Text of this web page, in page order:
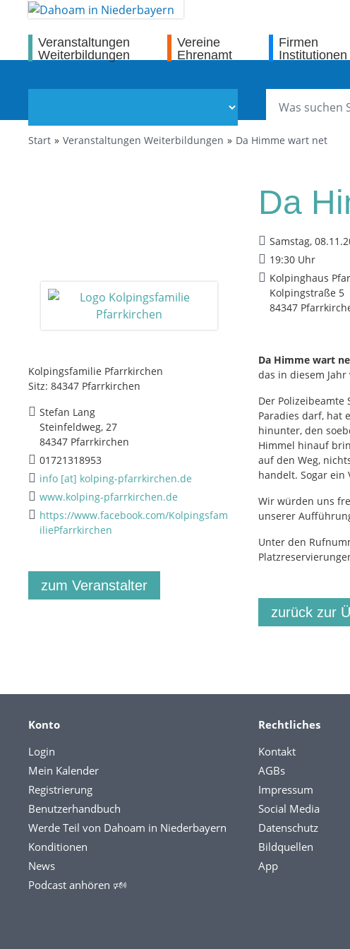
Veranstaltungen
Weiterbildungen
Vereine
Ehrenamt
Firmen
Institutionen
Start Veranstaltungen Weiterbildungen Da Himme wart net
Kolpingsfamilie Pfarrkirchen
Sitz: 84347 Pfarrkirchen
Stefan Lang
Steinfeldweg, 27
84347 Pfarrkirchen
01721318953
info [at] kolping-pfarrkirchen.de
www.kolping-pfarrkirchen.de
https://www.facebook.com/Kolpingsfam
iliePfarrkirchen
zum Veranstalter
Da
Samstag,
19:30 Uhr
Kolpinghaus
Kolpingstraße 5
84347
Da Himme wart
das in diesem
Der
Paradies darf, hat
hinunter, den
Himmel hinauf
auf den Weg,
handelt. Sogar ein
Wir würden uns
unserer
Unter den
zurück zur
Konto
Login
Mein Kalender
Registrierung
Benutzerhandbuch
Werde Teil von Dahoam in Niederbayern
Konditionen
News
Podcast anhören 🕬
Rechtliches
Kontakt
AGBs
Impressum
Social Media
Datenschutz
Bildquellen
App